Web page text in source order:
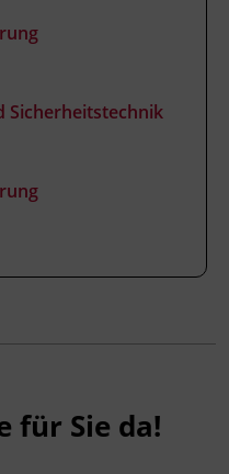
1996 und §
1995, §
1996 und §
Sicherheitstechnik
für Sie da!